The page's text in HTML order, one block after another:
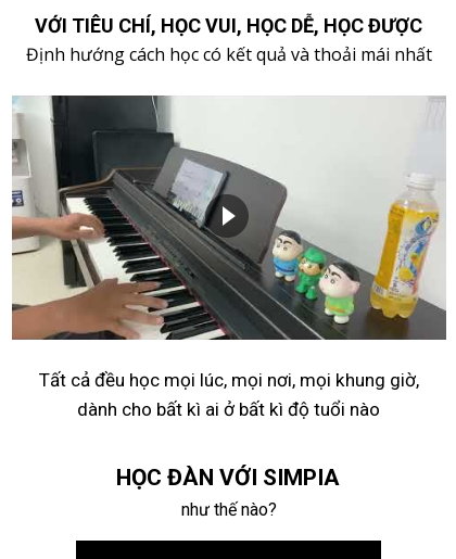
Định hướng cách học có kết quả và thoải mái nhất
VỚI TIÊU CHÍ, HỌC VUI, HỌC DỄ, HỌC ĐƯỢC
Tất cả đều học mọi lúc, mọi nơi, mọi khung giờ,
dành cho bất kì ai ở bất kì độ tuổi nào
HỌC ĐÀN VỚI SIMPIA
như thế nào?